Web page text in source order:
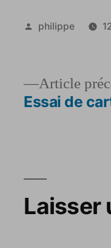
Publié
philippe
Article
Essai de
Laisser